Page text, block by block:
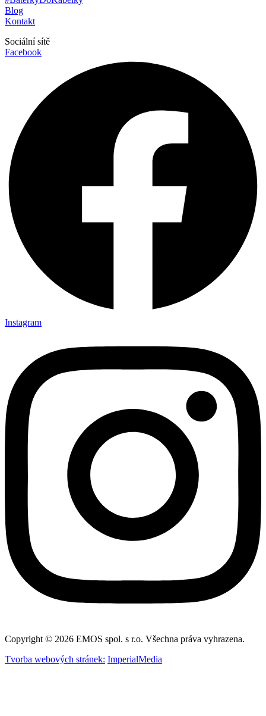
Blog
Kontakt
Sociální sítě
Facebook
Instagram
Copyright © 2026 EMOS spol. s r.o. Všechna práva vyhrazena.
Tvorba webových stránek: ImperialMedia